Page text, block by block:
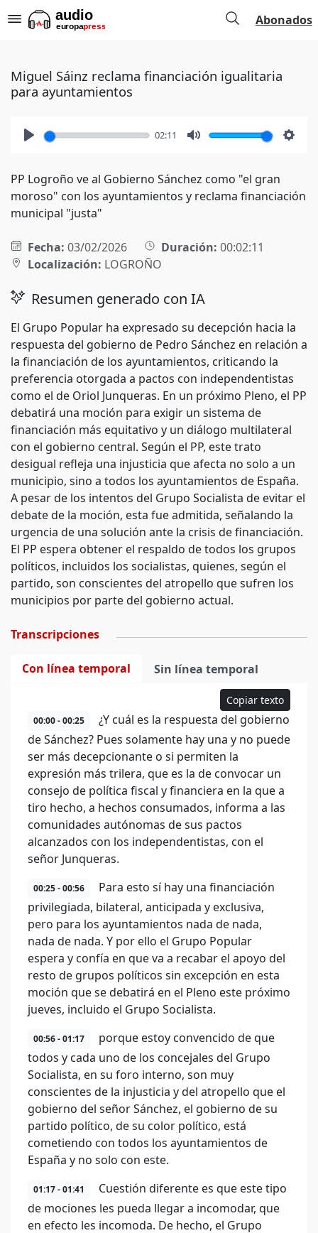
Abonados
Miguel Sáinz reclama financiación igualitaria
para ayuntamientos
02:11
PP Logroño ve al Gobierno Sánchez como "el gran
moroso" con los ayuntamientos y reclama financiación
municipal "justa"
Fecha: 03/02/2026 Duración: 00:02:11
Localización: LOGROÑO
Resumen generado con IA
El Grupo Popular ha expresado su decepción hacia la
respuesta del gobierno de Pedro Sánchez en relación a
la financiación de los ayuntamientos, criticando la
preferencia otorgada a pactos con independentistas
como el de Oriol Junqueras. En un próximo Pleno, el PP
debatirá una moción para exigir un sistema de
financiación más equitativo y un diálogo multilateral
con el gobierno central. Según el PP, este trato
desigual refleja una injusticia que afecta no solo a un
municipio, sino a todos los ayuntamientos de España.
A pesar de los intentos del Grupo Socialista de evitar el
debate de la moción, esta fue admitida, señalando la
urgencia de una solución ante la crisis de financiación.
El PP espera obtener el respaldo de todos los grupos
políticos, incluidos los socialistas, quienes, según el
partido, son conscientes del atropello que sufren los
municipios por parte del gobierno actual.
Transcripciones
Con línea temporal Sin línea temporal
Copiar texto
00:00 - 00:25
¿Y cuál es la respuesta del gobierno
de Sánchez? Pues solamente hay una y no puede
ser más decepcionante o si permiten la
expresión más trilera, que es la de convocar un
consejo de política fiscal y financiera en la que a
tiro hecho, a hechos consumados, informa a las
comunidades autónomas de sus pactos
alcanzados con los independentistas, con el
señor Junqueras.
00:25 - 00:56
Para esto sí hay una financiación
privilegiada, bilateral, anticipada y exclusiva,
pero para los ayuntamientos nada de nada,
nada de nada. Y por ello el Grupo Popular
espera y confía en que va a recabar el apoyo del
resto de grupos políticos sin excepción en esta
moción que se debatirá en el Pleno este próximo
jueves, incluido el Grupo Socialista.
00:56 - 01:17
porque estoy convencido de que
todos y cada uno de los concejales del Grupo
Socialista, en su foro interno, son muy
conscientes de la injusticia y del atropello que el
gobierno del señor Sánchez, el gobierno de su
partido político, de su color político, está
cometiendo con todos los ayuntamientos de
España y no solo con este.
01:17 - 01:41
Cuestión diferente es que este tipo
de mociones les pueda llegar a incomodar, que
en efecto les incomoda. De hecho, el Grupo